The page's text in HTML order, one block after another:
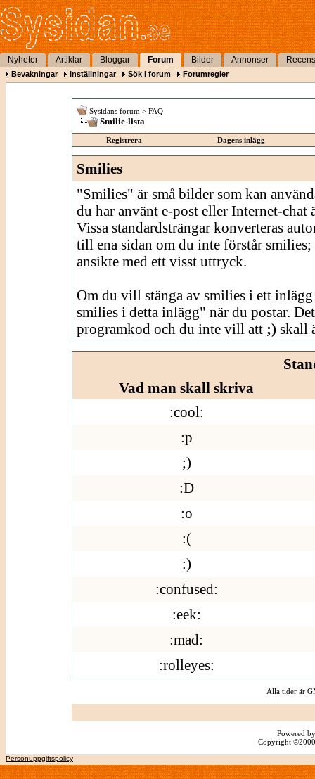
Nyheter Artiklar Bloggar Forum Bilder Annonser
Bevakningar Inställningar Sök i forum Forumregler
Sysidans forum > FAQ
Smilie-lista
Registrera Dagens inlägg
Smilies
"Smilies" är små bilder som kan
du har använt e-post eller Internet-
Vissa standardsträngar konverteras
till ena sidan om du inte förstår
ansikte med ett visst uttryck.
Om du vill stänga av smilies i ett
smilies i detta inlägg" när du postar.
programkod och du inte vill att ;) skall
Vad man skall skriva
:cool:
:p
;)
:D
:o
:(
:)
:confused:
:eek:
:mad:
:rolleyes:
Alla tider är
Powered
Copyright
Personuppgiftspolicy